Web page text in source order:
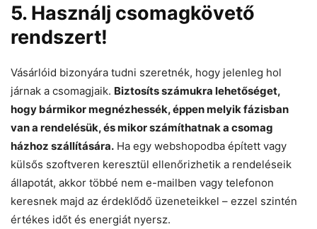
5. Használj csomagkövető
rendszert!
Vásárlóid bizonyára tudni szeretnék, hogy jelenleg hol
járnak a csomagjaik. Biztosíts számukra lehetőséget,
hogy bármikor megnézhessék, éppen melyik fázisban
van a rendelésük, és mikor számíthatnak a csomag
házhoz szállítására. Ha egy webshopodba épített vagy
külsős szoftveren keresztül ellenőrizhetik a rendeléseik
állapotát, akkor többé nem e-mailben vagy telefonon
keresnek majd az érdeklődő üzeneteikkel – ezzel szintén
értékes időt és energiát nyersz.